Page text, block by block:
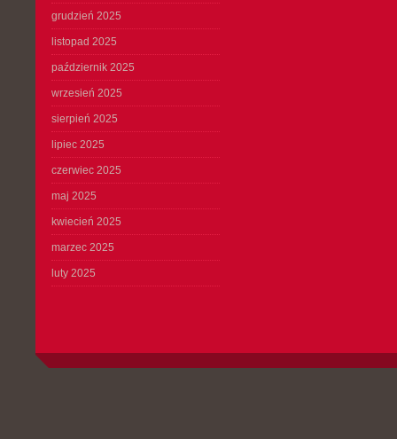
grudzień 2025
listopad 2025
październik 2025
wrzesień 2025
sierpień 2025
lipiec 2025
czerwiec 2025
maj 2025
kwiecień 2025
marzec 2025
luty 2025